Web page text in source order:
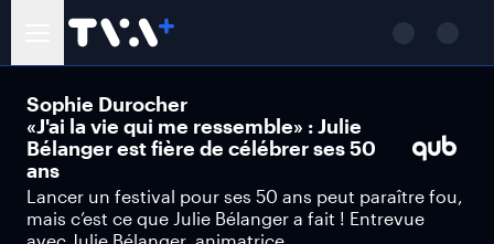
Sophie Durocher
«J'ai la vie qui me ressemble» : Julie
Bélanger est fière de célébrer ses 50
ans
Lancer un festival pour ses 50 ans peut paraître fou,
mais c’est ce que Julie Bélanger a fait ! Entrevue